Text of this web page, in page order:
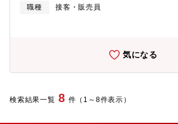
菜の下ごしらえなどの仕込み、盛り付け、焼
タッフや、前職がイタリアンの調理をしてい
のレストランで調理することもあります。土
さまの前で調理を披露することもございます
CMでお馴染み「札幌コンシェル」や札幌・
目指せる！当社は自由度高くお仕事をお任せ
職種
接客・販売員
気になる
検索結果一覧 8 件（1～8件表示）